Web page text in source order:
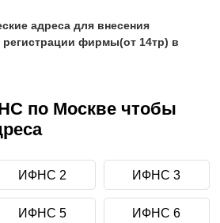
адреса для внесения
регистрации фирмы(от 14тр) в
по Москве чтобы
ИФНС 2 ИФНС 3
ИФНС 5 ИФНС 6